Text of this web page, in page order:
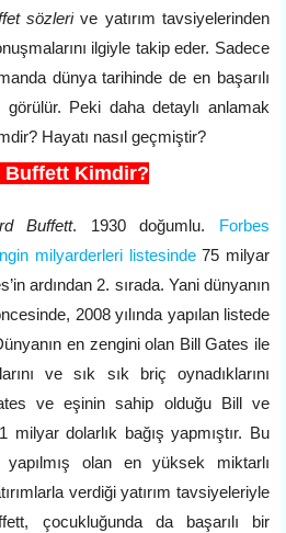
sözleri ve yatırım tavsiyelerinden
ilgiyle takip eder. Sadece
dünya tarihinde de en başarılı
görülür. Peki daha detaylı anlamak
Hayatı nasıl geçmiştir?
Buffett Kimdir?
Buffett. 1930 doğumlu. Forbes
milyarderleri listesinde75 milyar
ardından 2. sırada. Yani dünyanın
2008 yılında yapılan listede
en zengini olan Bill Gates ile
ve sık sık briç oynadıklarını
ve eşinin sahip olduğu Bill ve
milyar dolarlık bağış yapmıştır. Bu
olan en yüksek miktarlı
verdiği yatırım tavsiyeleriyle
çocukluğunda da başarılı bir